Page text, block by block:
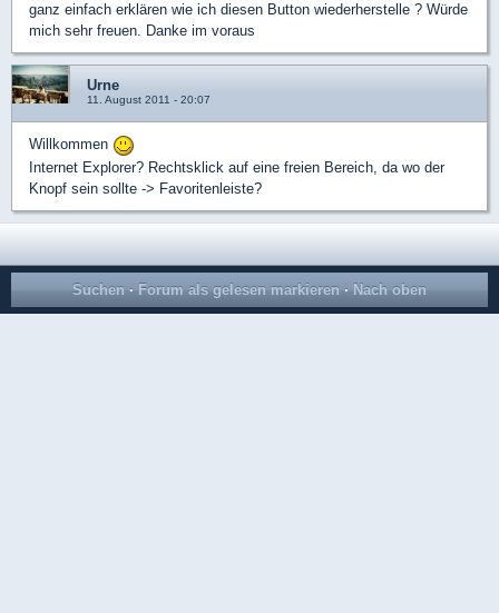
ganz einfach erklären wie ich diesen Button wiederherstelle ? Würde
mich sehr freuen. Danke im voraus
Urne
11. August 2011 - 20:07
Willkommen
Internet Explorer? Rechtsklick auf eine freien Bereich, da wo der
Knopf sein sollte -> Favoritenleiste?
Suchen · Forum als gelesen markieren · Nach oben